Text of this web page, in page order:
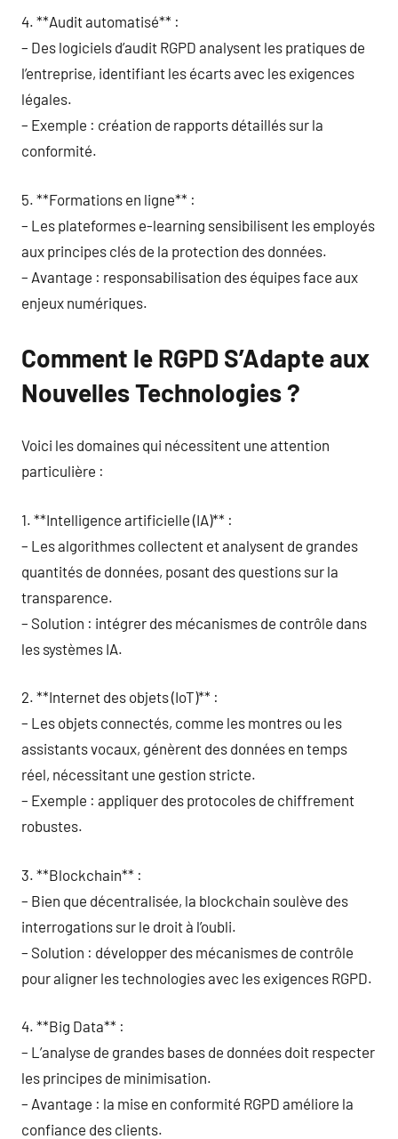
4. **Audit automatisé** :
– Des logiciels d’audit RGPD analysent les pratiques de
l’entreprise, identifiant les écarts avec les exigences
légales.
– Exemple : création de rapports détaillés sur la
conformité.
5. **Formations en ligne** :
– Les plateformes e-learning sensibilisent les employés
aux principes clés de la protection des données.
– Avantage : responsabilisation des équipes face aux
enjeux numériques.
Comment le RGPD S’Adapte aux
Nouvelles Technologies ?
Voici les domaines qui nécessitent une attention
particulière :
1. **Intelligence artificielle (IA)** :
– Les algorithmes collectent et analysent de grandes
quantités de données, posant des questions sur la
transparence.
– Solution : intégrer des mécanismes de contrôle dans
les systèmes IA.
2. **Internet des objets (IoT)** :
– Les objets connectés, comme les montres ou les
assistants vocaux, génèrent des données en temps
réel, nécessitant une gestion stricte.
– Exemple : appliquer des protocoles de chiffrement
robustes.
3. **Blockchain** :
– Bien que décentralisée, la blockchain soulève des
interrogations sur le droit à l’oubli.
– Solution : développer des mécanismes de contrôle
pour aligner les technologies avec les exigences RGPD.
4. **Big Data** :
– L’analyse de grandes bases de données doit respecter
les principes de minimisation.
– Avantage : la mise en conformité RGPD améliore la
confiance des clients.